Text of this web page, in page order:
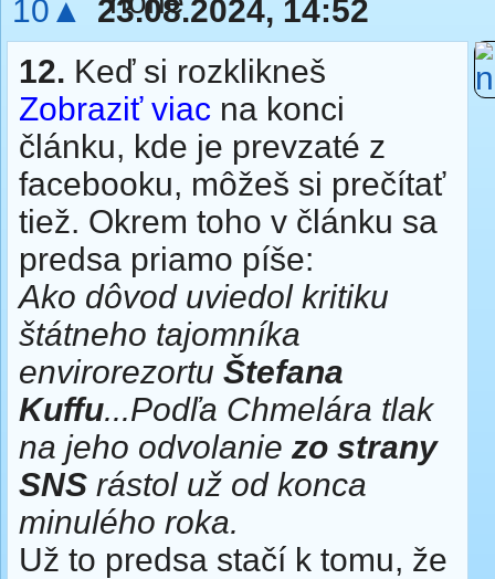
10▲
23.08.2024, 14:52
12. Keď si rozklikneš
Zobraziť viac na konci
článku, kde je prevzaté z
facebooku, môžeš si prečítať
tiež. Okrem toho v článku sa
predsa priamo píše:
Ako dôvod uviedol kritiku
štátneho tajomníka
envirorezortu Štefana
Kuffu...Podľa Chmelára tlak
na jeho odvolanie zo strany
SNS rástol už od konca
minulého roka.
Už to predsa stačí k tomu, že